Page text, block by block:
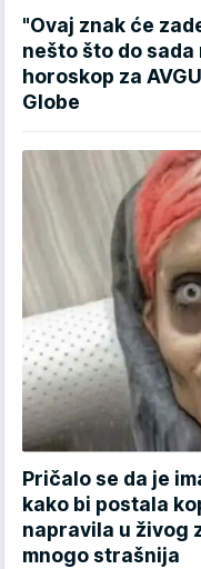
"Ovaj znak će
nešto što do
horoskop za
Globe
Pričalo se da je
kako bi postala
napravila u živog
mnogo strašnija